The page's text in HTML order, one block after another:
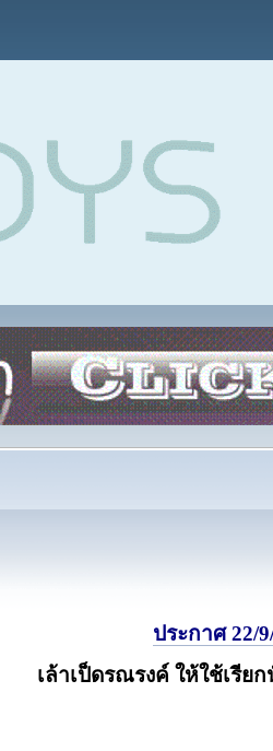
ประกาศ 22/
เล้าเป็ดรณรงค์ ให้ใช้เรีย